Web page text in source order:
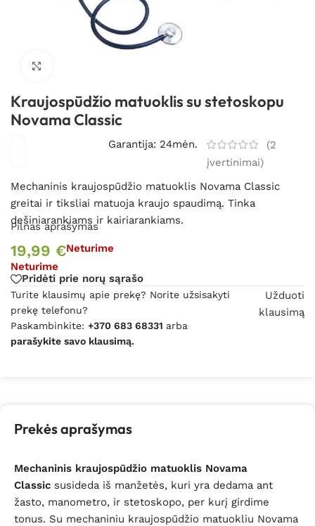
Kraujospūdžio matuoklis su stetoskopu
Novama Classic
Garantija: 24mėn. (2
įvertinimai)
Mechaninis kraujospūdžio matuoklis Novama Classic
greitai ir tiksliai matuoja kraujo spaudimą. Tinka
dešiniarankiams ir kairiarankiams.
Pilnas aprašymas
19,99 €Neturime
Neturime
Pridėti prie norų sąrašo
Turite klausimų apie prekę? Norite užsisakyti
prekę telefonu?
Paskambinkite: +370 683 68331 arba
parašykite savo klausimą.
Užduoti
klausimą
Prekės aprašymas
Mechaninis kraujospūdžio matuoklis Novama
Classic susideda iš manžetės, kuri yra dedama ant
žasto, manometro, ir stetoskopo, per kurį girdime
tonus. Su mechaniniu kraujospūdžio matuokliu Novama